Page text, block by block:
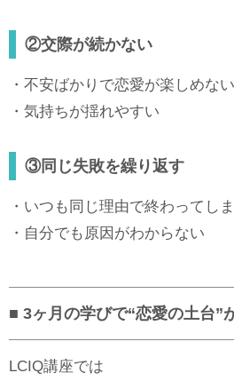
②交際が続かない
・不安ばかりで恋愛が楽しめない
・気持ちが揺れやすい
③同じ失敗を繰り返す
・いつも同じ理由で終わってし
・自分でも原因がわからない
■ 3ヶ月の学びで“恋愛の土台”
LCIQ講座では